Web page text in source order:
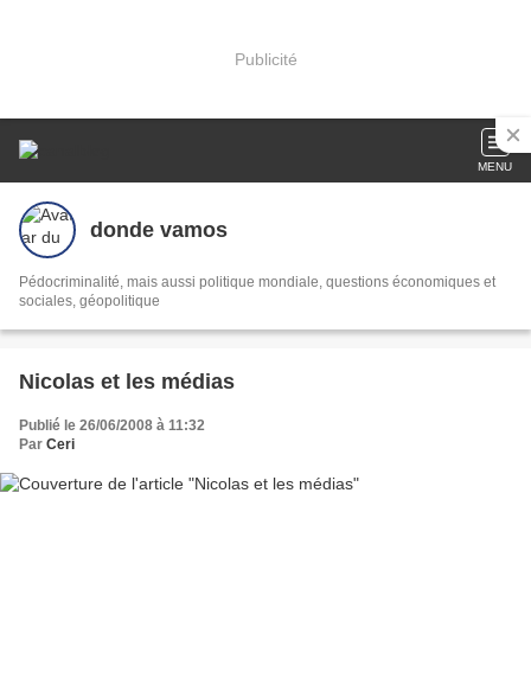
Publicité
MENU
donde vamos
Pédocriminalité, mais aussi politique mondiale, questions économiques et
sociales, géopolitique
Nicolas et les médias
Publié le 26/06/2008 à 11:32
Par Ceri